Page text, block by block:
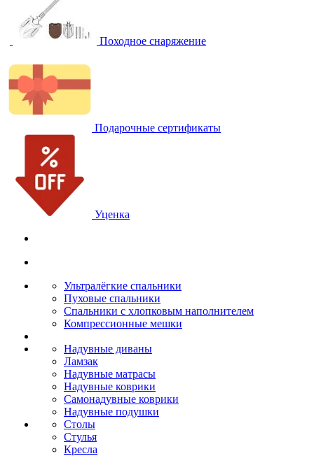
Походное снаряжение
Подарочные сертификаты
Уценка
Ультралёгкие спальники
Пуховые спальники
Спальники с хлопковым наполнителем
Компрессионные мешки
Надувные диваны
Ламзак
Надувные матрасы
Надувные коврики
Самонадувные коврики
Надувные подушки
Столы
Стулья
Кресла